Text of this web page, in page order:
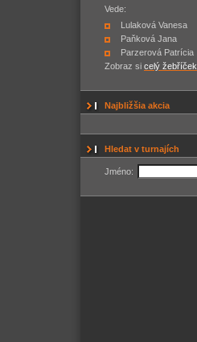
Vede:
Lulaková Vanesa
Paňková Jana
Parzerová Patrícia
Zobraz si celý žebříček
Najbližšia akcia
Hledat v turnajích
Jméno: